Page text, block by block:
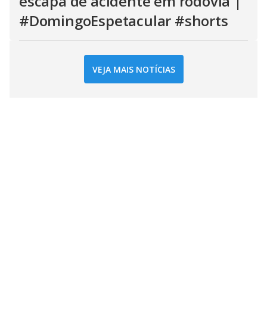
#DomingoEspetacular #shorts
VEJA MAIS NOTÍCIAS